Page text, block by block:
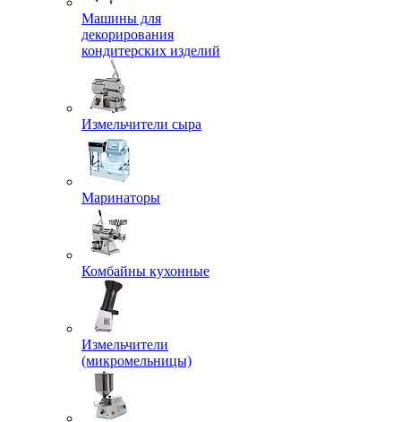
Машины для
декорирования
кондитерских изделий
Измельчители сыра
Маринаторы
Комбайны кухонные
Измельчители
(микромельницы)